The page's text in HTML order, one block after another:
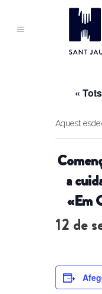
«
Aquest
a
«Em
12 de